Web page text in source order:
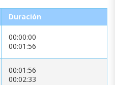
Duración
00:00:00
00:01:56
00:01:56
00:02:33